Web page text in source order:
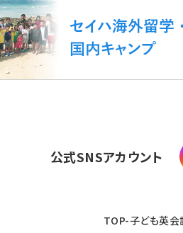
公式SNSアカウント
TOP-子ども英会